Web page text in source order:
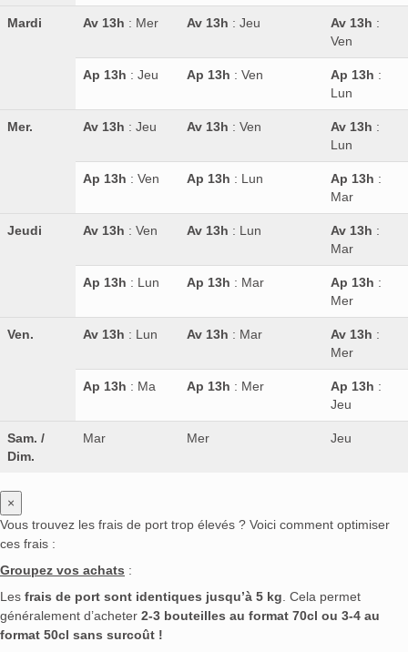
Mardi Av 13h : Mer Av 13h : Jeu Av 13h :
Ven
Ap 13h : Jeu Ap 13h : Ven Ap 13h :
Lun
Mer. Av 13h : Jeu Av 13h : Ven Av 13h :
Lun
Ap 13h : Ven Ap 13h : Lun Ap 13h :
Mar
Jeudi Av 13h : Ven Av 13h : Lun Av 13h :
Mar
Ap 13h : Lun Ap 13h : Mar Ap 13h :
Mer
Ven. Av 13h : Lun Av 13h : Mar Av 13h :
Mer
Ap 13h : Ma Ap 13h : Mer Ap 13h :
Jeu
Sam. /
Dim.
Mar Mer Jeu
×
Vous trouvez les frais de port trop élevés ? Voici comment optimiser
ces frais :
Groupez vos achats :
Les frais de port sont identiques jusqu’à 5 kg. Cela permet
généralement d’acheter 2-3 bouteilles au format 70cl ou 3-4 au
format 50cl sans surcoût !